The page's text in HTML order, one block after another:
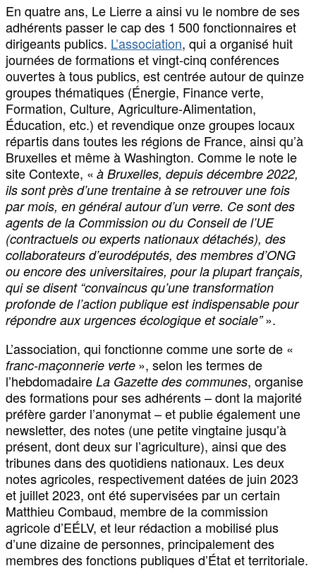
En quatre ans, Le Lierre a ainsi vu le nombre de ses
adhérents passer le cap des 1 500 fonctionnaires et
dirigeants publics. L’association, qui a organisé huit
journées de formations et vingt-cinq conférences
ouvertes à tous publics, est centrée autour de quinze
groupes thématiques (Énergie, Finance verte,
Formation, Culture, Agriculture-Alimentation,
Éducation, etc.) et revendique onze groupes locaux
répartis dans toutes les régions de France, ainsi qu’à
Bruxelles et même à Washington. Comme le note le
site Contexte, « à Bruxelles, depuis décembre 2022,
ils sont près d’une trentaine à se retrouver une fois
par mois, en général autour d’un verre. Ce sont des
agents de la Commission ou du Conseil de l’UE
(contractuels ou experts nationaux détachés), des
collaborateurs d’eurodéputés, des membres d’ONG
ou encore des universitaires, pour la plupart français,
qui se disent “convaincus qu’une transformation
profonde de l’action publique est indispensable pour
répondre aux urgences écologique et sociale”».
L’association, qui fonctionne comme une sorte de «
franc-maçonnerie verte », selon les termes de
l’hebdomadaire La Gazette des communes, organise
des formations pour ses adhérents – dont la majorité
préfère garder l’anonymat – et publie également une
newsletter, des notes (une petite vingtaine jusqu’à
présent, dont deux sur l’agriculture), ainsi que des
tribunes dans des quotidiens nationaux. Les deux
notes agricoles, respectivement datées de juin 2023
et juillet 2023, ont été supervisées par un certain
Matthieu Combaud, membre de la commission
agricole d’EÉLV, et leur rédaction a mobilisé plus
d’une dizaine de personnes, principalement des
membres des fonctions publiques d’État et territoriale.